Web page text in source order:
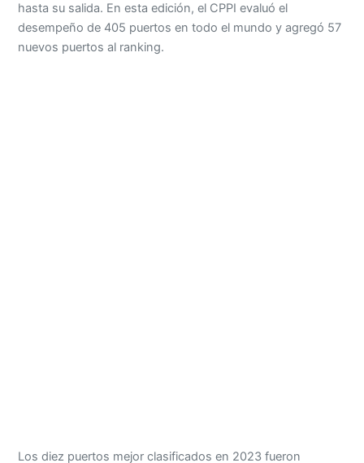
hasta su salida. En esta edición, el CPPI evaluó el
desempeño de 405 puertos en todo el mundo y agregó 57
nuevos puertos al ranking.
Los diez puertos mejor clasificados en 2023 fueron